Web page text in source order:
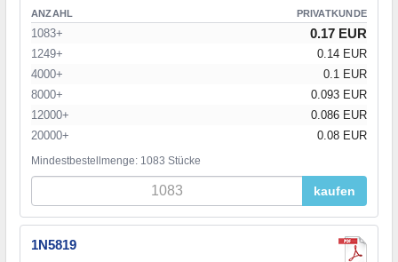
ANZAHL PRIVATKUNDE
1083+ 0.17 EUR
1249+
0.14 EUR
4000+
0.1 EUR
8000+
0.093 EUR
12000+
0.086 EUR
20000+
0.08 EUR
Mindestbestellmenge: 1083 Stücke
kaufen
1N5819